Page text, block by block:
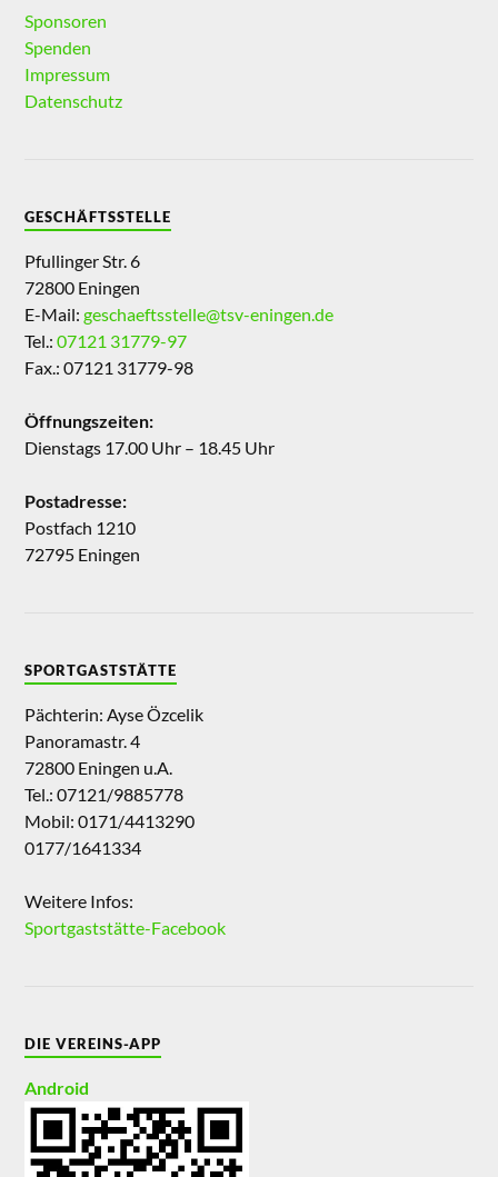
Sponsoren
Spenden
Impressum
Datenschutz
GESCHÄFTSSTELLE
Pfullinger Str. 6
72800 Eningen
E-Mail:geschaeftsstelle@tsv-eningen.de
Tel.:07121 31779-97
Fax.: 07121 31779-98
Öffnungszeiten:
Dienstags 17.00 Uhr – 18.45 Uhr
Postadresse:
Postfach 1210
72795 Eningen
SPORTGASTSTÄTTE
Pächterin: Ayse Özcelik
Panoramastr. 4
72800 Eningen u.A.
Tel.: 07121/9885778
Mobil: 0171/4413290
0177/1641334
Weitere Infos:
Sportgaststätte-Facebook
DIE VEREINS-APP
Android